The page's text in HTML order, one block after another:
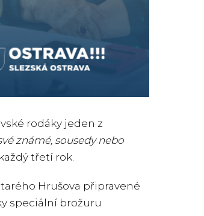
rodáky jeden z
známé, sousedy nebo
třetí rok.
Hrušova připravené
speciální brožuru